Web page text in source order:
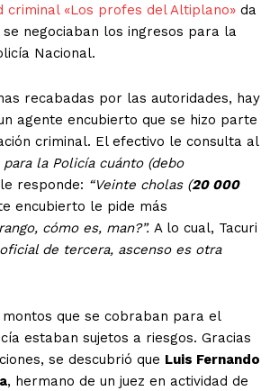
criminal «Los profes del Altiplano» da
negociaban los ingresos para la
Nacional.
recabadas por las autoridades, hay
agente encubierto que se hizo parte
criminal. El efectivo le consulta al
para la Policía cuánto (debo
responde: “Veinte cholas (20 000
encubierto le pide más
cómo es, man?”. A lo cual, Tacuri
de tercera, ascenso es otra
montos que se cobraban para el
estaban sujetos a riesgos. Gracias
se descubrió que Luis Fernando
, hermano de un juez en actividad de